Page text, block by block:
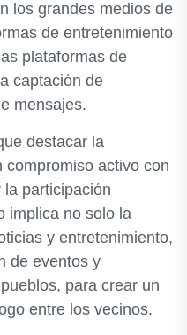
los grandes medios de
de entretenimiento
plataformas de
captación de
mensajes.
destacar la
compromiso activo con
la participación
implica no solo la
y entretenimiento,
de eventos y
para crear un
entre los vecinos.